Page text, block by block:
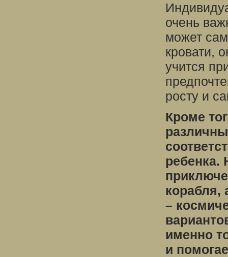
очень
может
кровати,
учится
росту и
Кроме
ребенка.
корабля,
–
именно
и